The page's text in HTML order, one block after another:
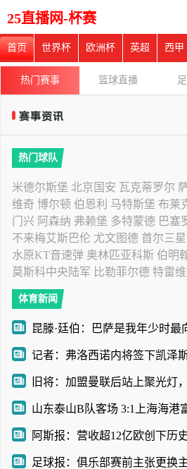
25直播网-杯赛
首页 世界杯 欧洲杯 英超 西甲
热门赛事 篮球直播
热门球队
米德尔斯堡 北京国安 瓦克蒂罗尔
维奇 博尔顿 伯恩利 马特斯堡 布莱
门兴 阿森纳 弗赖堡 多特蒙德 巴塞
不来梅艾斯巴伦 尤文图德 首尔三
水原KT音速弹 奥林匹亚科斯 伯明
莫斯科中央陆军 比勒菲尔德 特雷
体育新闻
记者：弗洛西诺内将签下凯泽
山东泰山B队客场 3:1上海海港